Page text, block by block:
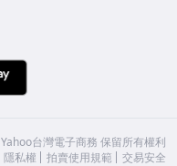
Yahoo台灣電子商務 保留所有權利
隱私權 拍賣使用規範 交易安全